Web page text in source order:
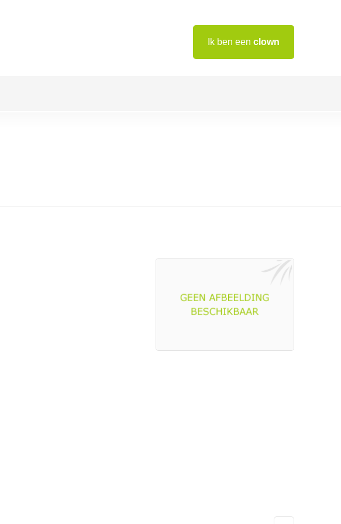
Ik ben een clown